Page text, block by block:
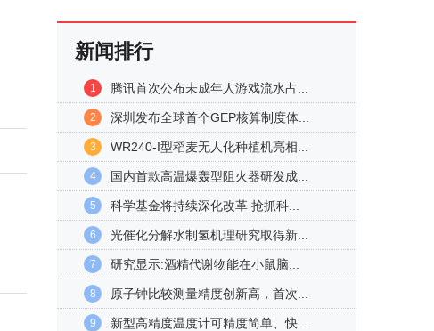
新闻排行
1 腾讯首次公布未成年人游戏流水占...
2 深圳发布全球首个GEP核算制度体...
3 WR240-I型稻麦无人化种植机亮相...
4 国内首款高温爆轰型阻火器研发成...
5 科学基金将持续深化改革 抢抓科...
6 光催化分解水制氢机理研究取得新...
7 研究显示:酒精代谢物能在小鼠脑...
8 原子钟比较测量精度创新高，首次...
9 新型高精度温度计可精度简单、快...